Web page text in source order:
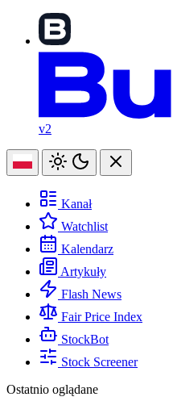
v2
Kanał
Watchlist
Kalendarz
Artykuły
Flash News
Fair Price Index
StockBot
Stock Screener
Ostatnio oglądane